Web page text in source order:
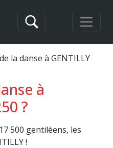
la danse à GENTILLY
à
?
500 gentiléens, les
!